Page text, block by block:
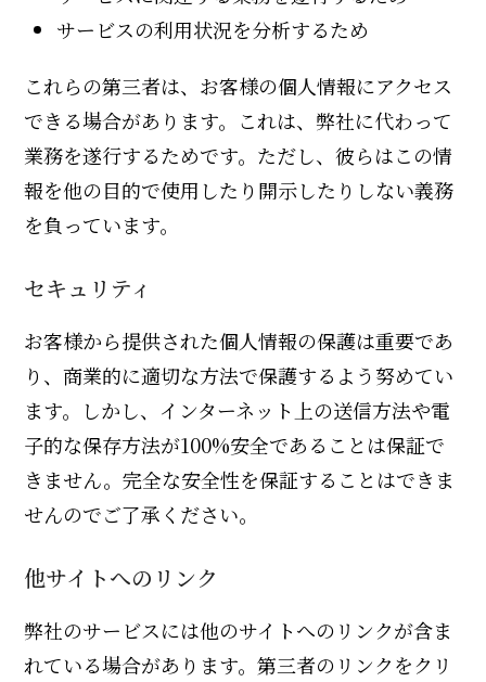
サービスの利用状況を分析するため
これらの第三者は、お客様の個人情報にアクセス
できる場合があります。これは、弊社に代わって
業務を遂行するためです。ただし、彼らはこの情
報を他の目的で使用したり開示したりしない義務
を負っています。
セキュリティ
お客様から提供された個人情報の保護は重要であ
り、商業的に適切な方法で保護するよう努めてい
ます。しかし、インターネット上の送信方法や電
子的な保存方法が100%安全であることは保証で
きません。完全な安全性を保証することはできま
せんのでご了承ください。
他サイトへのリンク
弊社のサービスには他のサイトへのリンクが含ま
れている場合があります。第三者のリンクをクリ